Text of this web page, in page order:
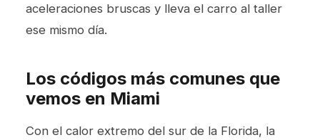
aceleraciones bruscas y lleva el carro al taller
ese mismo día.
Los códigos más comunes que
vemos en Miami
Con el calor extremo del sur de la Florida, la